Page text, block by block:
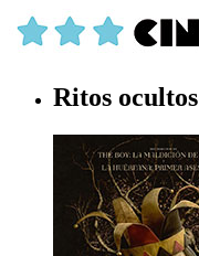
Ritos ocultos